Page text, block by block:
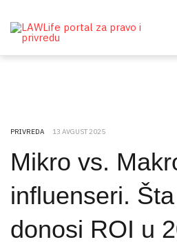
PRIVREDA 13 AVGUST 2025
Mikro vs.
influenseri.
donosi ROI u